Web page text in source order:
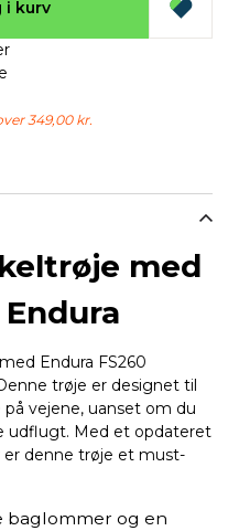
med
Endura FS260
trøje er designet til
vejene, uanset om du
udflugt. Med et opdateret
denne trøje et must-
baglommer og en
i kurv
349,00 kr.